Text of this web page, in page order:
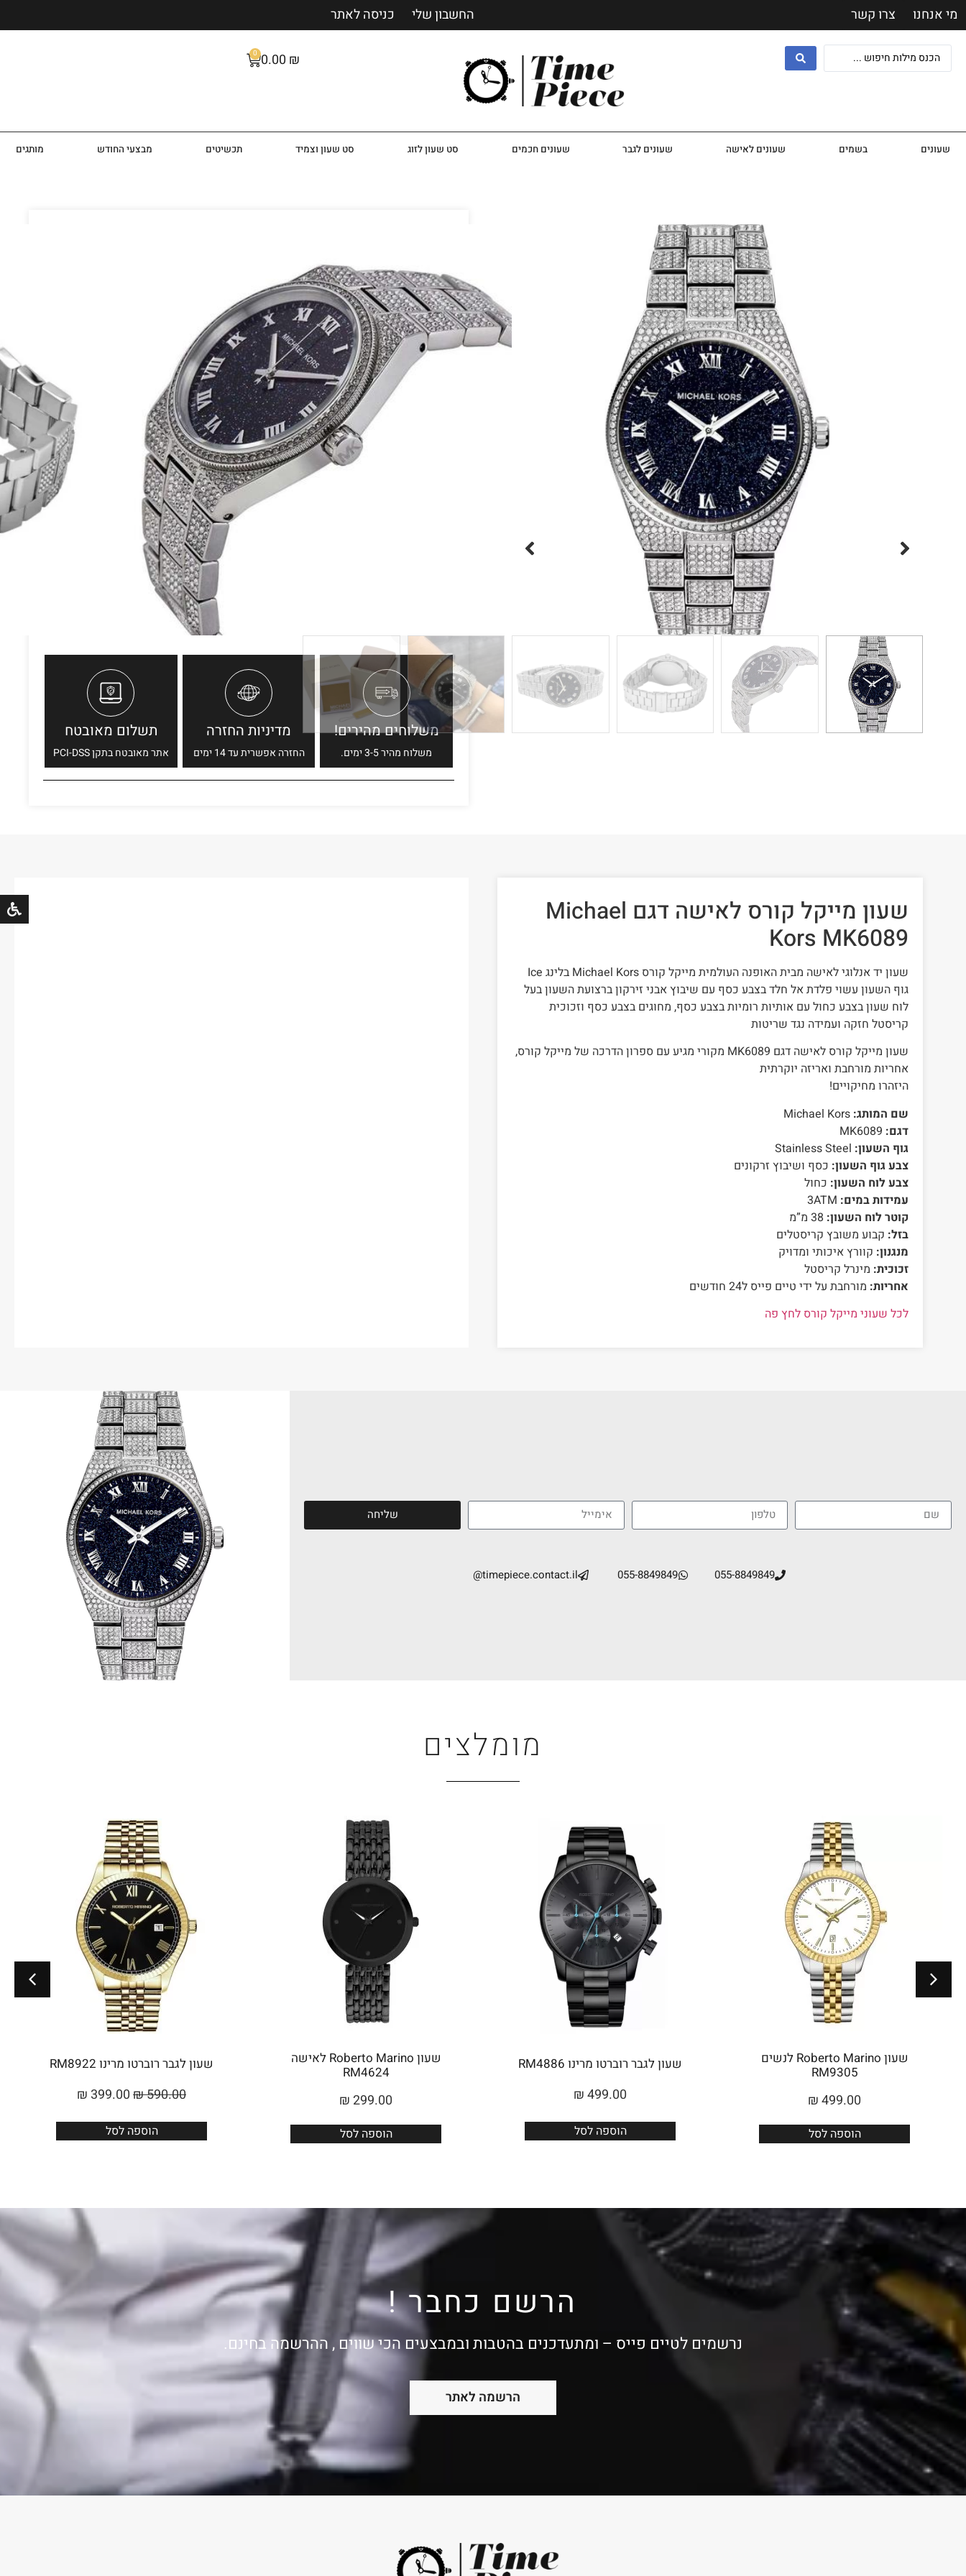
מי אנחנו צרו קשר החשבון שלי כניסה לאתר
0.00 ₪
0
שעונים בשמים שעונים לאישה שעונים לגבר שעונים חכמים סט שעון לזוג סט שעון וצמיד תכשיטים מבצעי החודש מותגים
שעון יד אנלוגי לאישה מבית האופנה העולמית מייקל קורס Michael Kors בלינג Ice
גוף השעון עשוי פלדת אל חלד בצבע כסף עם שיבוץ אבני זירקון ברצועת השעון בעל לוח
שעון בצבע כחול עם אותיות רומיות בצבע כסף, מחוגים בצבע כסף וזכוכית קריסטל חזקה
שעון מייקל קורס ‏לאישה דגם MK6089 מקורי מגיע עם ספרון הדרכה של מייקל קורס,
590.00₪
משלוחים מהירים!
משלוח מהיר 3-5 ימים.
מדיניות החזרה
החזרה אפשרית עד 14 ימים
תשלום מאובטח
אתר מאובטח בתקן PCI-DSS
שעון מייקל קורס ‏לאישה דגם Michael
Kors MK6089
שעון יד אנלוגי לאישה מבית האופנה העולמית מייקל קורס Michael Kors בלינג Ice
גוף השעון עשוי פלדת אל חלד בצבע כסף עם שיבוץ אבני זירקון ברצועת השעון בעל
לוח שעון בצבע כחול עם אותיות רומיות בצבע כסף, מחוגים בצבע כסף וזכוכית
קריסטל חזקה ועמידה נגד שריטות
שעון מייקל קורס ‏לאישה דגם MK6089 מקורי מגיע עם ספרון הדרכה של מייקל קורס,
אחריות מורחבת ואריזה יוקרתית
היזהרו מחיקויים!
שם המותג:
דגם:
גוף השעון:
צבע גוף השעון: כסף ושיבוץ זרקונים
צבע לוח השעון: כחול
עמידות במים:
קוטר לוח השעון:
בזל: קבוע משובץ קריסטלים
מנגנון: קוורץ איכותי ומדויק
זכוכית: מינרל קריסטל
אחריות: מורחבת על ידי טיים פייס ל24 חודשים
לכל שעוני מייקל קורס לחץ פה
שליחה
055-8849849
055-8849849
timepiece.contact.il@
מומלצים
שעון Roberto Marino לנשים
RM9305
499.00
₪
הוספה לסל
שעון לגבר רוברטו מרינו RM4886
499.00
₪
הוספה לסל
שעון Roberto Marino לאישה
RM4624
299.00
₪
הוספה לסל
שעון לגבר רוברטו מרינו RM8922
590.00
₪
399.00
₪
הוספה לסל
הרשם כחבר !
נרשמים לטיים פייס – ומתעדכנים בהטבות ובמבצעים הכי שווים , ההרשמה בחינם.
הרשמה לאתר